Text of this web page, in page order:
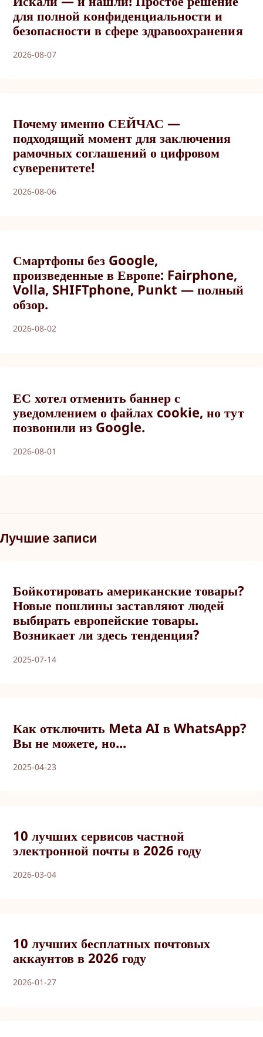
для полной конфиденциальности и
безопасности в сфере здравоохранения
2026-08-07
Почему именно СЕЙЧАС —
подходящий момент для заключения
рамочных соглашений о цифровом
суверенитете!
2026-08-06
Смартфоны без Google,
произведенные в Европе: Fairphone,
Volla, SHIFTphone, Punkt — полный
обзор.
2026-08-02
ЕС хотел отменить баннер с
уведомлением о файлах cookie, но тут
позвонили из Google.
2026-08-01
Лучшие записи
Бойкотировать американские товары?
Новые пошлины заставляют людей
выбирать европейские товары.
Возникает ли здесь тенденция?
2025-07-14
Как отключить Meta AI в WhatsApp?
Вы не можете, но...
2025-04-23
10 лучших сервисов частной
электронной почты в 2026 году
2026-03-04
10 лучших бесплатных почтовых
аккаунтов в 2026 году
2026-01-27